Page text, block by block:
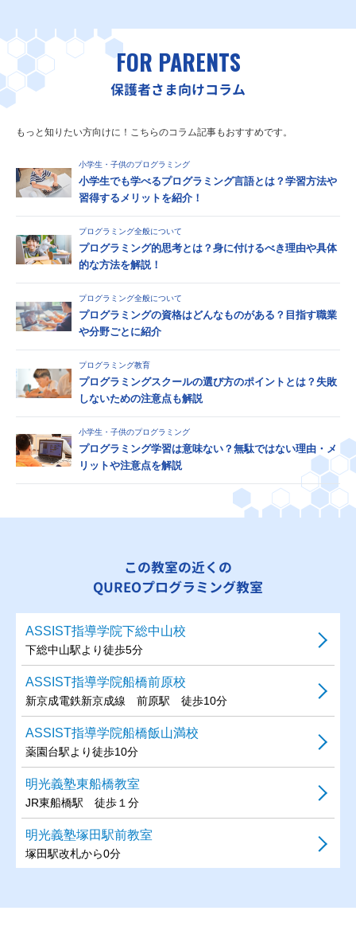
FOR PARENTS
保護者さま向けコラム
もっと知りたい方向けに！こちらのコラム記事もおすすめです。
小学生・子供のプログラミング
小学生でも学べるプログラミング言語とは？学習方法や
習得するメリットを紹介！
プログラミング全般について
プログラミング的思考とは？身に付けるべき理由や具体
的な方法を解説！
プログラミング全般について
プログラミングの資格はどんなものがある？目指す職業
や分野ごとに紹介
プログラミング教育
プログラミングスクールの選び方のポイントとは？失敗
しないための注意点も解説
小学生・子供のプログラミング
プログラミング学習は意味ない？無駄ではない理由・メ
リットや注意点を解説
この教室の近くの
QUREOプログラミング教室
ASSIST指導学院下総中山校
下総中山駅より徒歩5分
ASSIST指導学院船橋前原校
新京成電鉄新京成線 前原駅 徒歩10分
ASSIST指導学院船橋飯山満校
薬園台駅より徒歩10分
明光義塾東船橋教室
JR東船橋駅 徒歩１分
明光義塾塚田駅前教室
塚田駅改札から0分
JR船橋駅から徒歩5分